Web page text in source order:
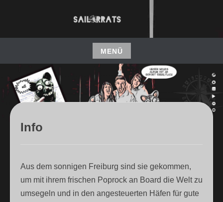
SAILORRATS
MENÜ
Zum
Inhalt
springen
Info
Aus dem sonnigen Freiburg sind sie gekommen,
um mit ihrem frischen Poprock an Board die Welt zu
umsegeln und in den angesteuerten Häfen für gute